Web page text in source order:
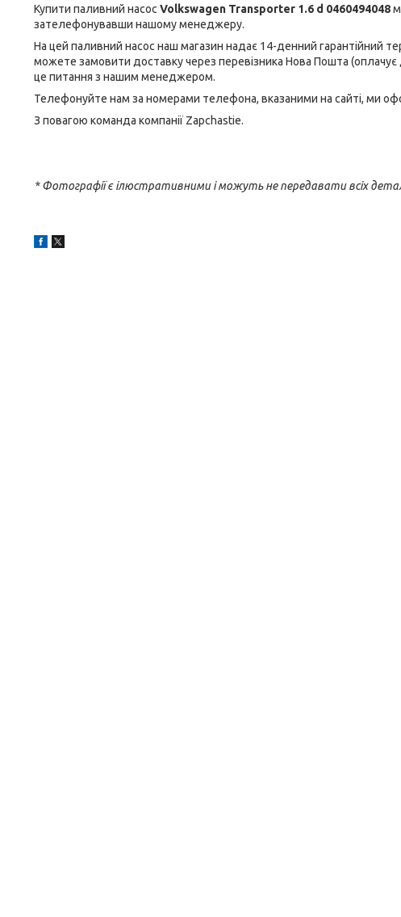
Купити паливний насос Volkswagen Transporter 1.6 d 0460494048
зателефонувавши нашому менеджеру.
На цей паливний насос наш магазин надає 14-денний гарантійний
можете замовити доставку через перевізника Нова Пошта
це питання з нашим менеджером.
Телефонуйте нам за номерами телефона, вказаними на сайті, ми
З повагою команда компанії Zapchastie.
* Фотографії є ілюстративними і можуть не передавати всіх